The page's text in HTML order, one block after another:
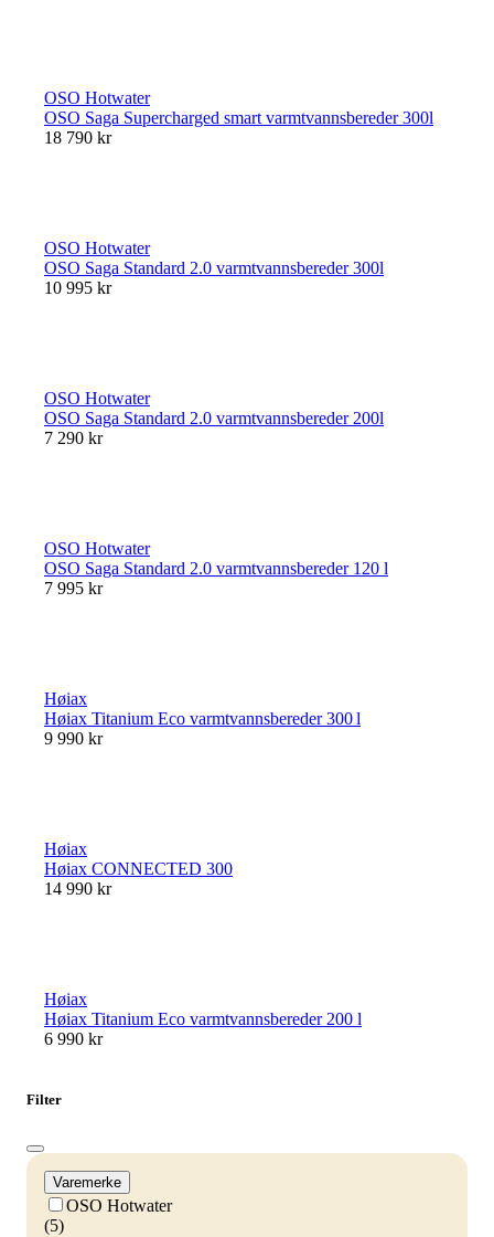
OSO Hotwater
OSO Saga Supercharged smart varmtvannsbereder 300l
18 790 kr
OSO Hotwater
OSO Saga Standard 2.0 varmtvannsbereder 300l
10 995 kr
OSO Hotwater
OSO Saga Standard 2.0 varmtvannsbereder 200l
7 290 kr
OSO Hotwater
OSO Saga Standard 2.0 varmtvannsbereder 120 l
7 995 kr
Høiax
Høiax Titanium Eco varmtvannsbereder 300 l
9 990 kr
Høiax
Høiax CONNECTED 300
14 990 kr
Høiax
Høiax Titanium Eco varmtvannsbereder 200 l
6 990 kr
Filter
Varemerke
OSO Hotwater
(5)